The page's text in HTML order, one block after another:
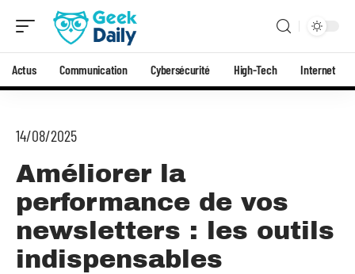
Actus Communication Cybersécurité High-Tech Internet
14/08/2025
Améliorer la
performance de vos
newsletters : les outils
indispensables